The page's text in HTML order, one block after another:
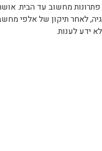
מחשוב עד הבית.
לאחר תיקון של אלפי
ידע לענות.